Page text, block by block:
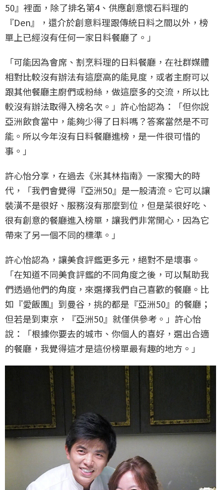
50』裡面，除了排名第4、供應創意懷石料理的
『Den』，還介於創意料理跟傳統日料之間以外，榜
單上已經沒有任何一家日料餐廳了。」
「可能因為會席、割烹料理的日料餐廳，在社群媒體
相對比較沒有辦法有這麼高的能見度，或者主廚可以
跟其他餐廳主廚們或粉絲，做這麼多的交流，所以比
較沒有辦法取得入榜名次。」許心怡認為：「但你說
亞洲飲食當中，能夠少得了日料嗎？答案當然是不可
能。所以今年沒有日料餐廳進榜，是一件很可惜的
事。」
許心怡分享，在過去《米其林指南》一家獨大的時
代，「我們會覺得『亞洲50』是一股清流。它可以讓
裝潢不是很好、服務沒有那麼到位，但是菜很好吃、
很有創意的餐廳進入榜單，讓我們非常開心，因為它
帶來了另一個不同的標準。」
許心怡認為，讓美食評鑑更多元，絕對不是壞事。
「在知道不同美食評鑑的不同角度之後，可以幫助我
們透過他們的角度，來選擇我們自己喜歡的餐廳。比
如『愛飯團』到曼谷，挑的都是『亞洲50』的餐廳；
但若是到東京，『亞洲50』就僅供參考。」許心怡
說：「根據你要去的城市、你個人的喜好，選出合適
的餐廳，我覺得這才是這份榜單最有趣的地方。」